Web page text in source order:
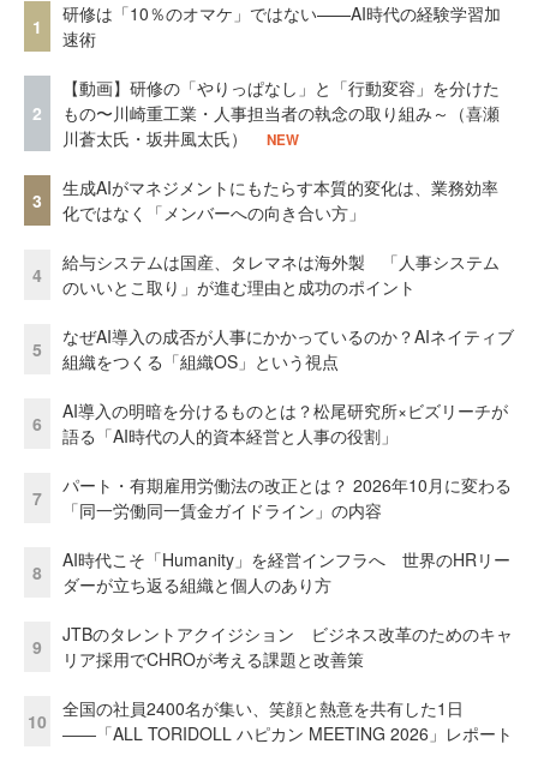
1
研修は「10％のオマケ」ではない——AI時代の経験学習加
速術
2
【動画】研修の「やりっぱなし」と「行動変容」を分けた
もの〜川崎重工業・人事担当者の執念の取り組み～（喜瀬
川蒼太氏・坂井風太氏）
NEW
3
生成AIがマネジメントにもたらす本質的変化は、業務効率
化ではなく「メンバーへの向き合い方」
4
給与システムは国産、タレマネは海外製 「人事システム
のいいとこ取り」が進む理由と成功のポイント
5
なぜAI導入の成否が人事にかかっているのか？AIネイティブ
組織をつくる「組織OS」という視点
6
AI導入の明暗を分けるものとは？松尾研究所×ビズリーチが
語る「AI時代の人的資本経営と人事の役割」
7
パート・有期雇用労働法の改正とは？ 2026年10月に変わる
「同一労働同一賃金ガイドライン」の内容
8
AI時代こそ「Humanity」を経営インフラへ 世界のHRリー
ダーが立ち返る組織と個人のあり方
9
JTBのタレントアクイジション ビジネス改革のためのキャ
リア採用でCHROが考える課題と改善策
10
全国の社員2400名が集い、笑顔と熱意を共有した1日
――「ALL TORIDOLL ハピカン MEETING 2026」レポート